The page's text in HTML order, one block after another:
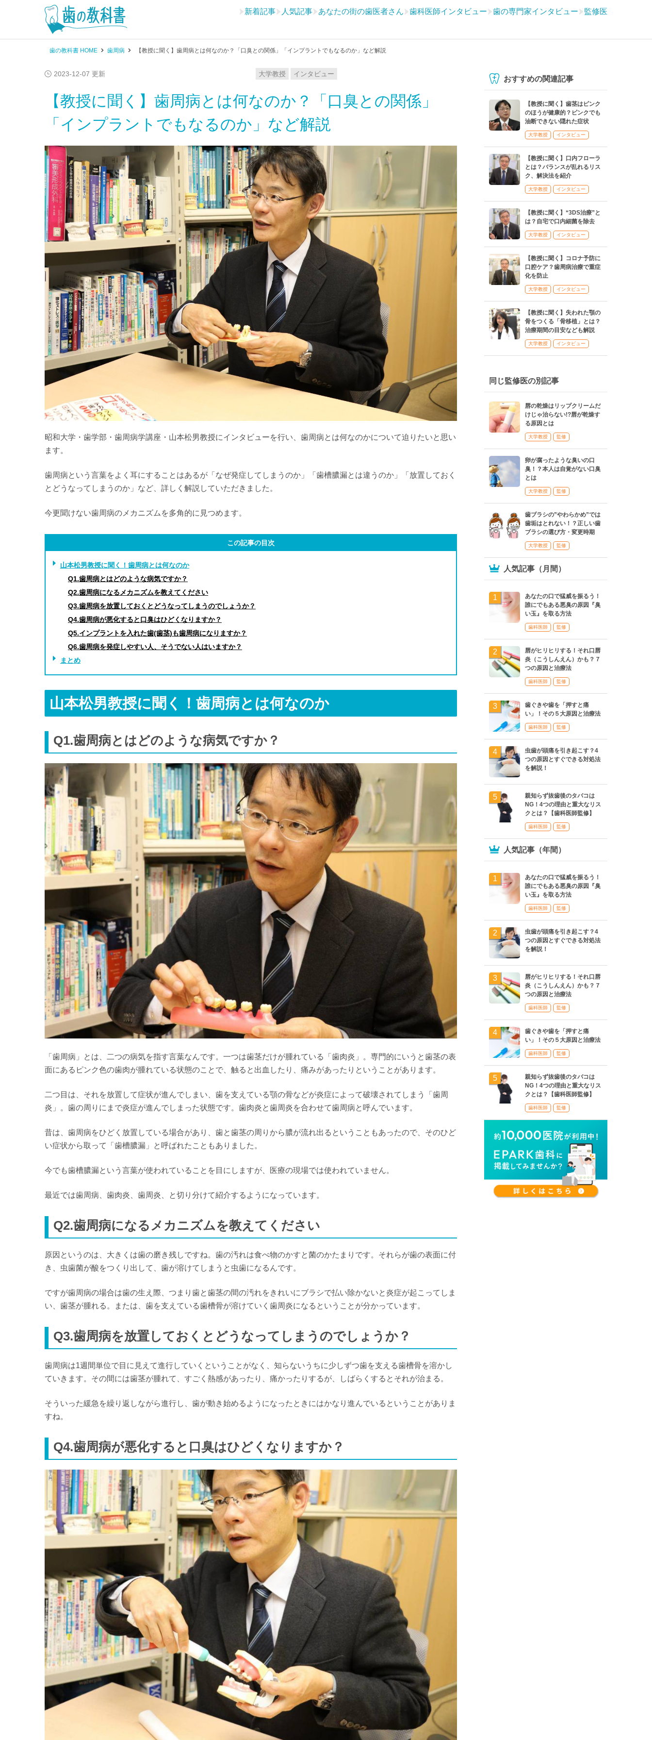
新着記事 人気記事 あなたの街の歯医者さん 歯科医師インタビュー 歯の専門家インタビュー 監修医
歯の教科書 HOME 歯周病 【教授に聞く】歯周病とは何なのか？「口臭との関係」「インプラントでもなるのか」など解説
2023-12-07 更新 大学教授 インタビュー
【教授に聞く】歯周病とは何なのか？「口臭との関係」
「インプラントでもなるのか」など解説
昭和大学・歯学部・歯周病学講座・山本松男教授にインタビューを行い、歯周病とは何なのかについて迫りたいと思い
ます。
歯周病という言葉をよく耳にすることはあるが「なぜ発症してしまうのか」「歯槽膿漏とは違うのか」「放置しておく
とどうなってしまうのか」など、詳しく解説していただきました。
今更聞けない歯周病のメカニズムを多角的に見つめます。
この記事の目次
山本松男教授に聞く！歯周病とは何なのか
Q1.歯周病とはどのような病気ですか？
Q2.歯周病になるメカニズムを教えてください
Q3.歯周病を放置しておくとどうなってしまうのでしょうか？
Q4.歯周病が悪化すると口臭はひどくなりますか？
Q5.インプラントを入れた歯(歯茎)も歯周病になりますか？
Q6.歯周病を発症しやすい人、そうでない人はいますか？
まとめ
山本松男教授に聞く！歯周病とは何なのか
Q1.歯周病とはどのような病気ですか？
「歯周病」とは、二つの病気を指す言葉なんです。一つは歯茎だけが腫れている「歯肉炎」。専門的にいうと歯茎の表
面にあるピンク色の歯肉が腫れている状態のことで、触ると出血したり、痛みがあったりということがあります。
二つ目は、それを放置して症状が進んでしまい、歯を支えている顎の骨などが炎症によって破壊されてしまう「歯周
炎」。歯の周りにまで炎症が進んでしまった状態です。歯肉炎と歯周炎を合わせて歯周病と呼んでいます。
昔は、歯周病をひどく放置している場合があり、歯と歯茎の周りから膿が流れ出るということもあったので、そのひど
い症状から取って「歯槽膿漏」と呼ばれたこともありました。
今でも歯槽膿漏という言葉が使われていることを目にしますが、医療の現場では使われていません。
最近では歯周病、歯肉炎、歯周炎、と切り分けて紹介するようになっています。
Q2.歯周病になるメカニズムを教えてください
原因というのは、大きくは歯の磨き残しですね。歯の汚れは食べ物のかすと菌のかたまりです。それらが歯の表面に付
き、虫歯菌が酸をつくり出して、歯が溶けてしまうと虫歯になるんです。
ですが歯周病の場合は歯の生え際、つまり歯と歯茎の間の汚れをきれいにブラシで払い除かないと炎症が起こってしま
い、歯茎が腫れる。または、歯を支えている歯槽骨が溶けていく歯周炎になるということが分かっています。
Q3.歯周病を放置しておくとどうなってしまうのでしょうか？
歯周病は1週間単位で目に見えて進行していくということがなく、知らないうちに少しずつ歯を支える歯槽骨を溶かし
ていきます。その間には歯茎が腫れて、すごく熱感があったり、痛かったりするが、しばらくするとそれが治まる。
そういった緩急を繰り返しながら進行し、歯が動き始めるようになったときにはかなり進んでいるということがありま
すね。
Q4.歯周病が悪化すると口臭はひどくなりますか？
おすすめの関連記事
【教授に聞く】歯茎はピンク
のほうが健康的？ピンクでも
油断できない隠れた症状
大学教授 インタビュー
【教授に聞く】口内フローラ
とは？バランスが乱れるリス
ク、解決法を紹介
大学教授 インタビュー
【教授に聞く】“3DS治療”と
は？自宅で口内細菌を除去
大学教授 インタビュー
【教授に聞く】コロナ予防に
口腔ケア？歯周病治療で重症
化を防止
大学教授 インタビュー
【教授に聞く】失われた顎の
骨をつくる「骨移植」とは？
治療期間の目安なども解説
大学教授 インタビュー
同じ監修医の別記事
唇の乾燥はリップクリームだ
けじゃ治らない!?唇が乾燥す
る原因とは
大学教授 監修
卵が腐ったような臭いの口
臭！？本人は自覚がない口臭
とは
大学教授 監修
歯ブラシの”やわらかめ”では
歯垢はとれない！？正しい歯
ブラシの選び方・変更時期
大学教授 監修
人気記事（月間）
あなたの口で猛威を振るう！
誰にでもある悪臭の原因『臭
い玉』を取る方法
歯科医師 監修
唇がヒリヒリする！それ口唇
炎（こうしんえん）かも？７
つの原因と治療法
歯科医師 監修
歯ぐきや歯を「押すと痛
い」！その５大原因と治療法
歯科医師 監修
虫歯が頭痛を引き起こす？4
つの原因とすぐできる対処法
を解説！
親知らず抜歯後のタバコは
NG！4つの理由と重大なリス
クとは？【歯科医師監修】
歯科医師 監修
人気記事（年間）
あなたの口で猛威を振るう！
誰にでもある悪臭の原因『臭
い玉』を取る方法
歯科医師 監修
虫歯が頭痛を引き起こす？4
つの原因とすぐできる対処法
を解説！
唇がヒリヒリする！それ口唇
炎（こうしんえん）かも？７
つの原因と治療法
歯科医師 監修
歯ぐきや歯を「押すと痛
い」！その５大原因と治療法
歯科医師 監修
親知らず抜歯後のタバコは
NG！4つの理由と重大なリス
クとは？【歯科医師監修】
歯科医師 監修